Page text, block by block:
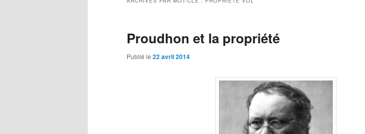
Proudhon et la propriété
Publié le 22 avril 2014